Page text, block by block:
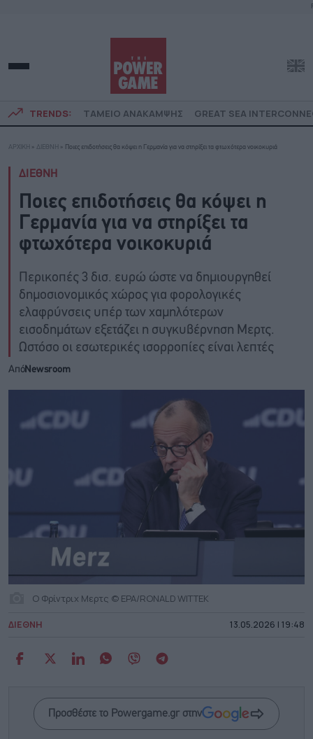
TRENDS: ΤΑΜΕΙΟ ΑΝΑΚΑΜΨΗΣ GREAT SEA
ΑΡΧΙΚΗ » ΔΙΕΘΝΗ » Ποιες επιδοτήσεις θα κόψει η Γερμανία για να στηρίξει τα φτωχότερα νοικοκυριά
ΔΙΕΘΝΗ
Ποιες επιδοτήσεις θα κόψει η
Γερμανία για να στηρίξει τα
φτωχότερα νοικοκυριά
Περικοπές 3 δισ. ευρώ ώστε να δημιουργηθεί
δημοσιονομικός χώρος για φορολογικές
ελαφρύνσεις υπέρ των χαμηλότερων
εισοδημάτων εξετάζει η συγκυβέρνηση Μερτς.
Ωστόσο οι εσωτερικές ισορροπίες είναι λεπτές
ΑπόNewsroom
Ο Φρίντριχ Μερτς © EPA/RONALD WITTEK
ΔΙΕΘΝΗ 13.05.2026 | 19:48
Προσθέστε το Powergame.gr στην